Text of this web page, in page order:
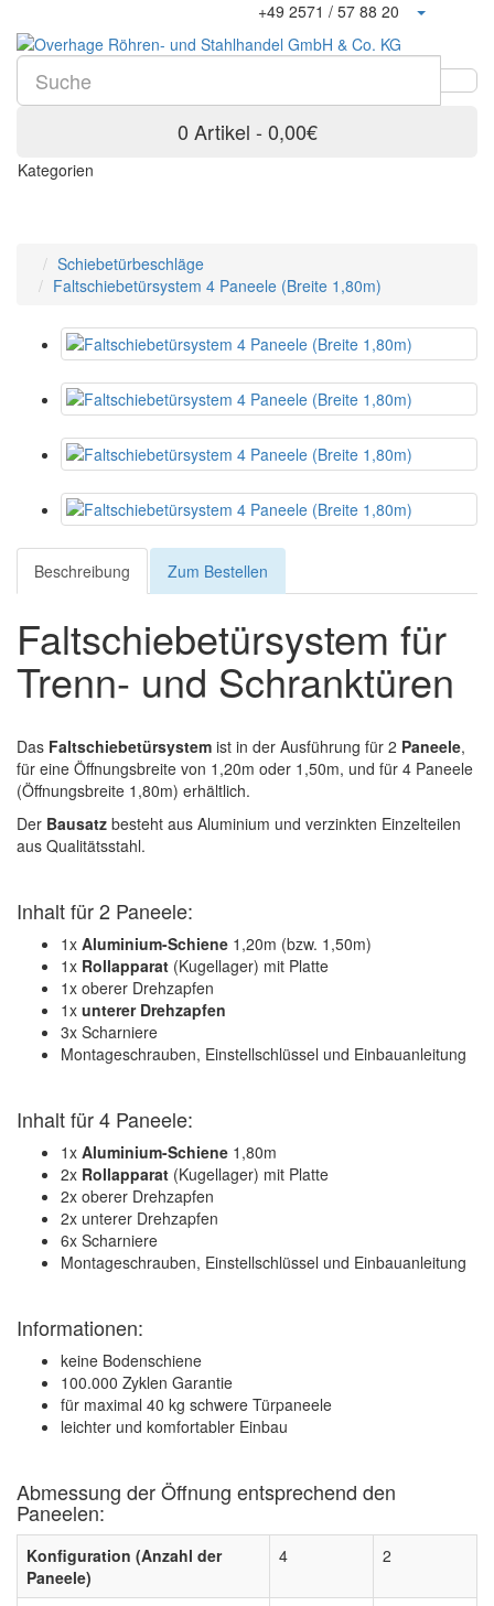
+49 2571 / 57 88 20
0 Artikel - 0,00€
Kategorien
Schiebetürbeschläge
Faltschiebetürsystem 4 Paneele (Breite 1,80m)
Beschreibung Zum Bestellen
Faltschiebetürsystem für
Trenn- und Schranktüren
Das Faltschiebetürsystem ist in der Ausführung für 2 Paneele,
für eine Öffnungsbreite von 1,20m oder 1,50m, und für 4 Paneele
(Öffnungsbreite 1,80m) erhältlich.
Der Bausatz besteht aus Aluminium und verzinkten Einzelteilen
aus Qualitätsstahl.
Inhalt für 2 Paneele:
1x Aluminium-Schiene 1,20m (bzw. 1,50m)
1x Rollapparat (Kugellager) mit Platte
1x oberer Drehzapfen
1x unterer Drehzapfen
3x Scharniere
Montageschrauben, Einstellschlüssel und Einbauanleitung
Inhalt für 4 Paneele:
1x Aluminium-Schiene 1,80m
2x Rollapparat (Kugellager) mit Platte
2x oberer Drehzapfen
2x unterer Drehzapfen
6x Scharniere
Montageschrauben, Einstellschlüssel und Einbauanleitung
Informationen:
keine Bodenschiene
100.000 Zyklen Garantie
für maximal 40 kg schwere Türpaneele
leichter und komfortabler Einbau
Abmessung der Öffnung entsprechend den
Paneelen:
Konfiguration (Anzahl der
Paneele)
4 2